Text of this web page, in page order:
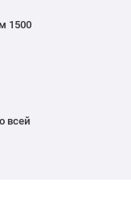
1500
всей